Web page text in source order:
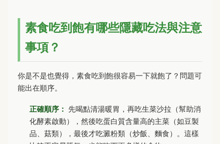
素食吃到飽有哪些隱藏吃法與注意
事項？
你是不是也覺得，素食吃到飽很容易一下就飽了？問題可
能出在順序。
正確順序： 先喝點清湯暖胃，再吃生菜沙拉（幫助消
化酵素啟動），然後吃蛋白質含量高的主菜（如豆製
品、菇類），最後才吃澱粉類（炒飯、麵食）。這樣